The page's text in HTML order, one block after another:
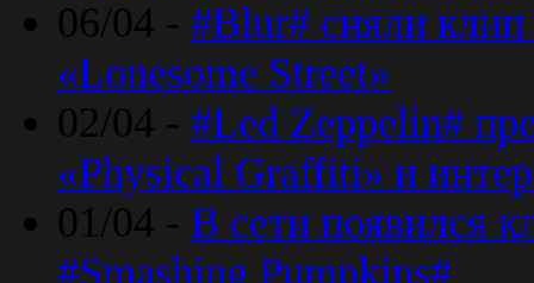
06/04 - #Blur# сняли клип
«Lonesome Street»
02/04 - #Led Zeppelin#
«Physical Graffiti» и
01/04 - В сети появился
#Smashing Pumpkins#